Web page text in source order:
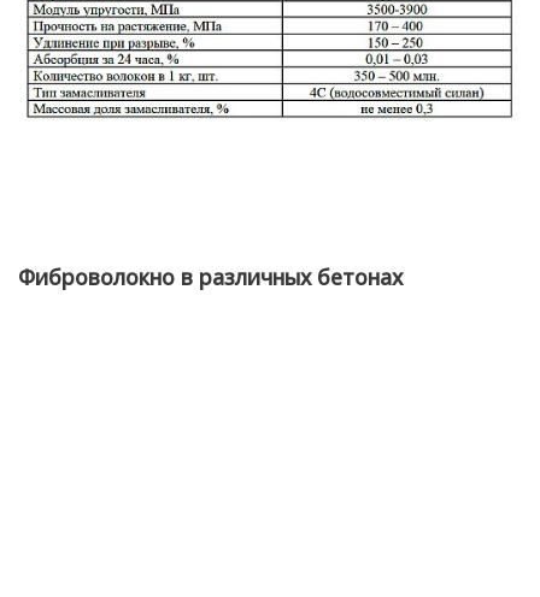
Фиброволокно в различных бетонах